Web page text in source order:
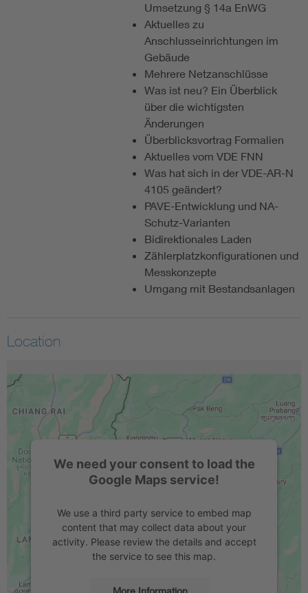
Umsetzung § 14a EnWG
Aktuelles zu
Anschlusseinrichtungen im
Gebäude
Mehrere Netzanschlüsse
Was ist neu? Ein Überblick
über die wichtigsten
Änderungen
Überblicksvortrag Formalien
Aktuelles vom VDE FNN
Was hat sich in der VDE-AR-N
4105 geändert?
PAVE-Entwicklung und NA-
Schutz-Varianten
Bidirektionales Laden
Zählerplatzkonfigurationen und
Messkonzepte
Umgang mit Bestandsanlagen
Location
We need your consent to load the
Google Maps service!
We use a third party service to embed map
content that may collect data about your
activity. Please review the details and accept
the service to see this map.